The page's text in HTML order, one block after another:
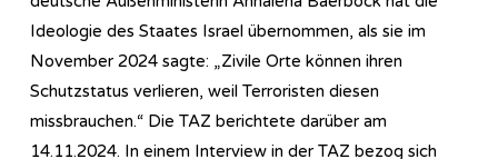
Ideologie des Staates Israel übernommen, als sie im
November 2024 sagte: „Zivile Orte können ihren
Schutzstatus verlieren, weil Terroristen diesen
missbrauchen.“ Die TAZ berichtete darüber am
14.11.2024. In einem Interview in der TAZ bezog sich